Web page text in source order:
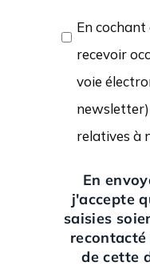
En cochant
recevoir
voie
relatives à
En
j'accepte
saisies
de cette